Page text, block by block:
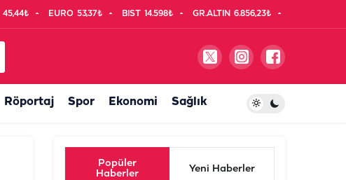
45,44₺ EURO 53,37₺ BIST 14.598₺ GR.ALTIN 6.856,23₺
Röportaj Spor Ekonomi Sağlık
Popüler
Haberler
Yeni Haberler